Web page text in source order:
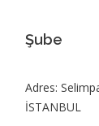
Şube
Adres:
İSTANBUL